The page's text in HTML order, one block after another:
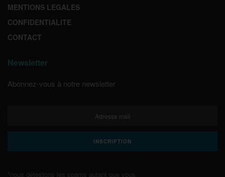
MENTIONS LEGALES
CONFIDENTIALITE
CONTACT
Newsletter
Abonnez-vous à notre newsletter
*nous détestons les spams autant que vous